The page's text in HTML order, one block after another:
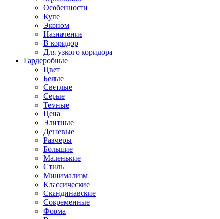
Особенности
Купе
Эконом
Назначение
В коридор
Для узкого коридора
Гардеробные
Цвет
Белые
Светлые
Серые
Темные
Цена
Элитные
Дешевые
Размеры
Большие
Маленькие
Стиль
Минимализм
Классические
Скандинавские
Современные
Форма